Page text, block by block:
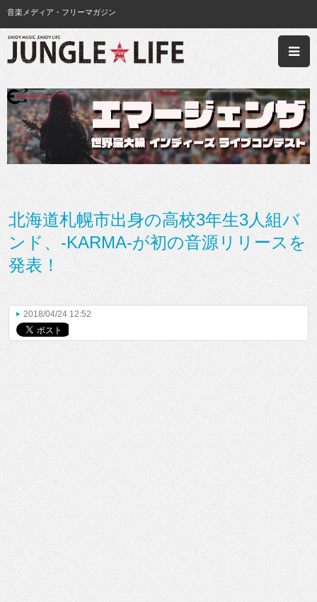
音楽メディア・フリーマガジン
北海道札幌市出身の高校3年生3人組バ
ンド、-KARMA-が初の音源リリースを
発表！
2018/04/24 12:52